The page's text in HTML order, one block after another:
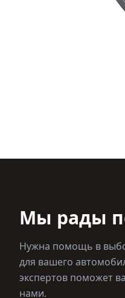
Мы рады
Нужна помощь в
для вашего
экспертов поможет
нами.